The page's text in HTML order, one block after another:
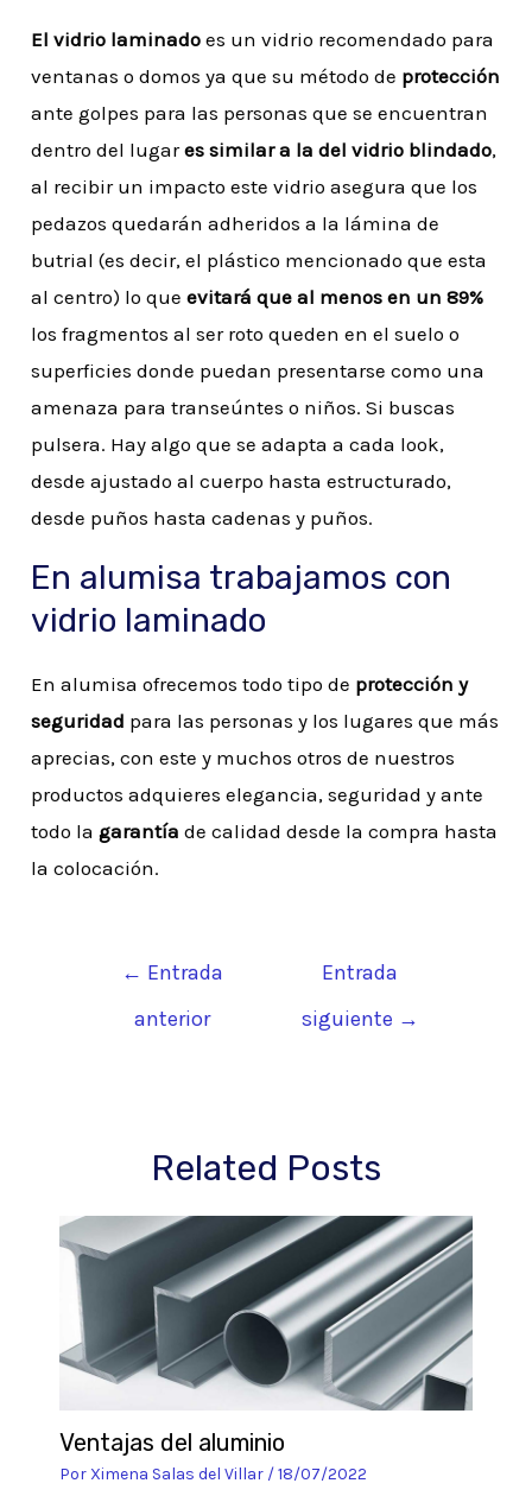
El vidrio laminado es un vidrio recomendado para
ventanas o domos ya que su método de protección
ante golpes para las personas que se encuentran
dentro del lugares similar a la del vidrio blindado,
al recibir un impacto este vidrio asegura que los
pedazos quedarán adheridos a la lámina de
butrial (es decir, el plástico mencionado que esta
al centro) lo queevitará que al menos en un 89%
los fragmentos al ser roto queden en el suelo o
superficies donde puedan presentarse como una
amenaza para transeúntes o niños. Si buscas
pulsera. Hay algo que se adapta a cada look,
desde ajustado al cuerpo hasta estructurado,
desde puños hasta cadenas y puños.
En alumisa trabajamos con
vidrio laminado
En alumisa ofrecemos todo tipo de protección y
seguridad para las personas y los lugares que más
aprecias, con este y muchos otros de nuestros
productos adquieres elegancia, seguridad y ante
todo lagarantía de calidad desde la compra hasta
la colocación.
Navegación
← Entrada
anterior
Entrada
siguiente →
Related Posts
Ventajas del aluminio
Por Ximena Salas del Villar /18/07/2022